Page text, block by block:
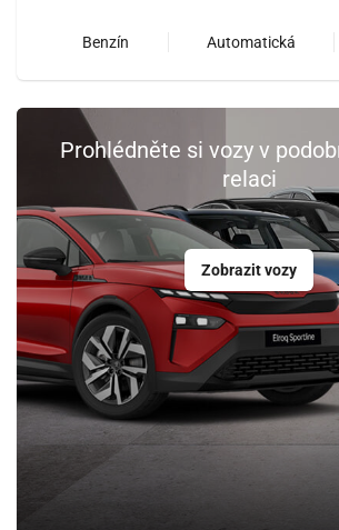
Benzín Automatická
Prohlédněte si vozy v
relaci
Zobrazit vozy